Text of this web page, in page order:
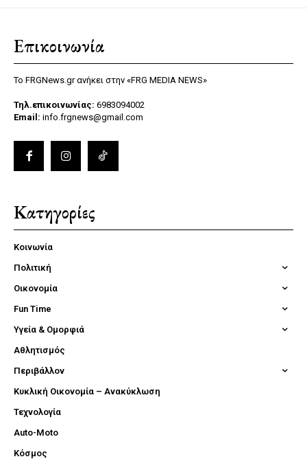
Επικοινωνία
Το FRGNews.gr ανήκει στην «FRG MEDIA NEWS»
Τηλ.επικοινωνίας: 6983094002
Email: info.frgnews@gmail.com
Κατηγορίες
Κοινωνία
Πολιτική
Οικονομία
Fun Time
Υγεία & Ομορφιά
Αθλητισμός
Περιβάλλον
Κυκλική Οικονομία – Ανακύκλωση
Τεχνολογία
Auto-Moto
Κόσμος